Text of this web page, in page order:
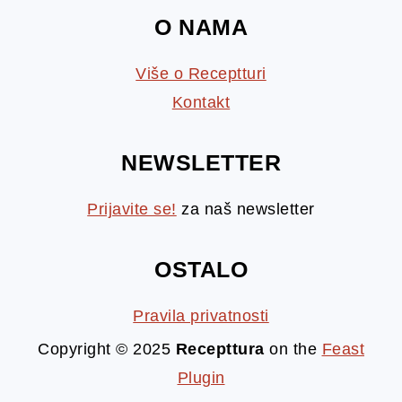
O NAMA
Više o Receptturi
Kontakt
NEWSLETTER
Prijavite se! za naš newsletter
OSTALO
Pravila privatnosti
Copyright © 2025 Recepttura on the Feast
Plugin